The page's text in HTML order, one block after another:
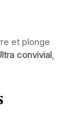
et plonge
convivial